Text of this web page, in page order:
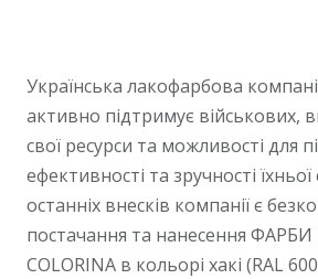
Українська лакофарбова
активно підтримує військових,
свої ресурси та можливості для
ефективності та зручності
останніх внесків компанії є
постачання та нанесення
COLORINA в кольорі хакі (RAL